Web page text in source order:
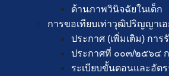
ด้านภาพวินิจฉัยในเด็ก
การขอเทียบเท่า​วุฒิปริญญา​เ
ประกาศ (เพิ่มเติม) กา
ประกาศที่ ๐๐๓/๒๕๖๔
ระเบียบขั้นตอนและอัต